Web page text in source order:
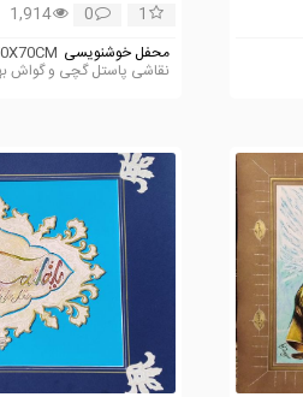
1
0
1,914
محفل خوشنویسی
نقاشی پاستل گچی و گواش